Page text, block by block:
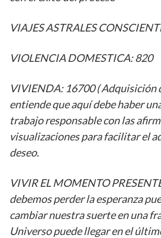
VIAJES ASTRALES
VIOLENCIA DOMESTICA: 820
VIVIENDA: 16700 ( Adquisición
entiende que aquí debe haber
trabajo responsable con las
visualizaciones para facilitar el
deseo.
VIVIR EL MOMENTO
debemos perder la esperanza
cambiar nuestra suerte en una
Universo puede llegar en el